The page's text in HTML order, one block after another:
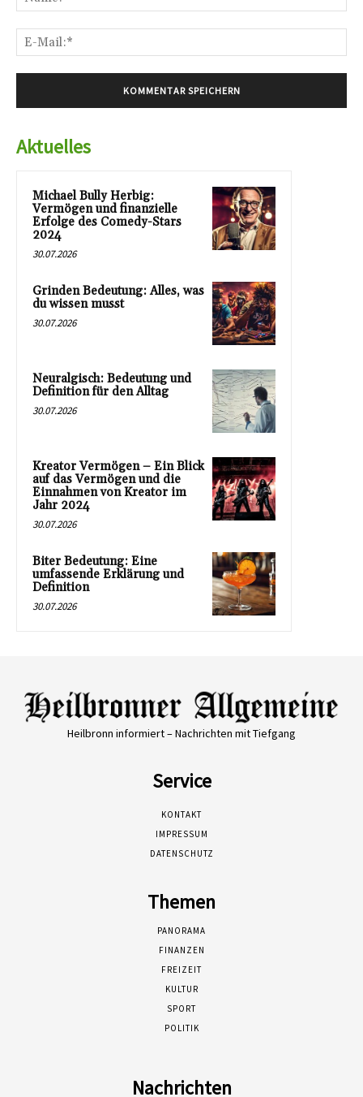
Aktuelles
Michael Bully Herbig:
Vermögen und finanzielle
Erfolge des Comedy-Stars
2024
30.07.2026
Grinden Bedeutung: Alles, was
du wissen musst
30.07.2026
Neuralgisch: Bedeutung und
Definition für den Alltag
30.07.2026
Kreator Vermögen – Ein Blick
auf das Vermögen und die
Einnahmen von Kreator im
Jahr 2024
30.07.2026
Biter Bedeutung: Eine
umfassende Erklärung und
Definition
30.07.2026
Heilbronn informiert – Nachrichten mit Tiefgang
Service
KONTAKT
IMPRESSUM
DATENSCHUTZ
Themen
PANORAMA
FINANZEN
FREIZEIT
KULTUR
SPORT
POLITIK
Nachrichten